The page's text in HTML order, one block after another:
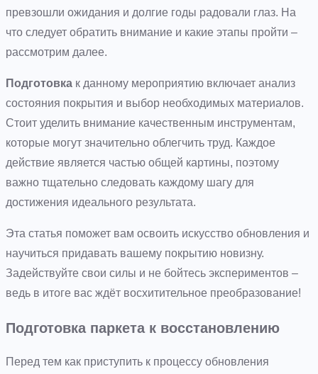
превзошли ожидания и долгие годы радовали глаз. На
что следует обратить внимание и какие этапы пройти –
рассмотрим далее.
Подготовка к данному мероприятию включает анализ
состояния покрытия и выбор необходимых материалов.
Стоит уделить внимание качественным инструментам,
которые могут значительно облегчить труд. Каждое
действие является частью общей картины, поэтому
важно тщательно следовать каждому шагу для
достижения идеального результата.
Эта статья поможет вам освоить искусство обновления и
научиться придавать вашему покрытию новизну.
Задействуйте свои силы и не бойтесь экспериментов –
ведь в итоге вас ждёт восхитительное преобразование!
Подготовка паркета к восстановлению
Перед тем как приступить к процессу обновления